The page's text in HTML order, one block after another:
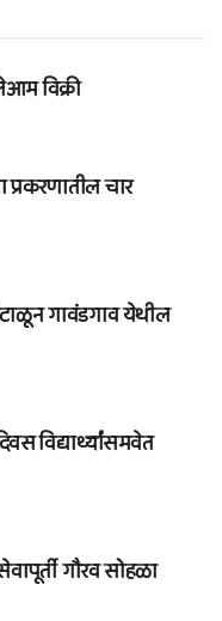
विक्री
चार
गावंडगाव येथील
विद्यार्थ्यांसमवेत
गौरव सोहळा